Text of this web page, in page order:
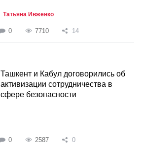
Татьяна Ивженко
0 7710 14
Ташкент и Кабул договорились об
активизации сотрудничества в
сфере безопасности
0 2587 0